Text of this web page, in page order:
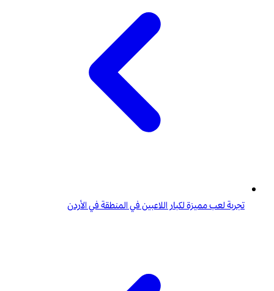
تجربة لعب مميزة لكبار اللاعبين في المنطقة في الأردن